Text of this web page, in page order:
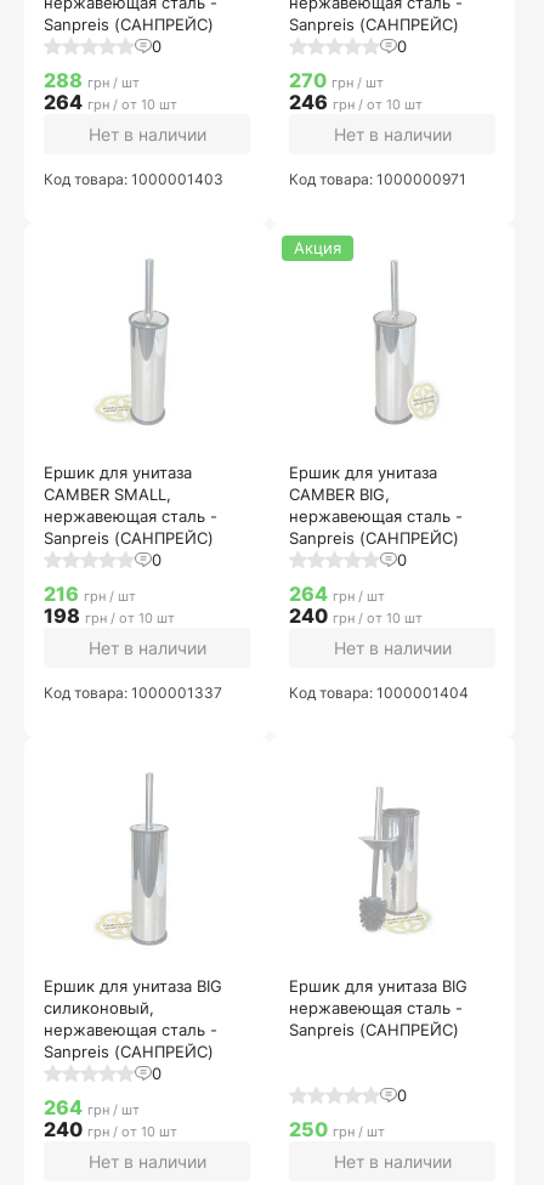
Sanpreis (САНПРЕЙС)
0
288 грн / шт
264 грн / от 10 шт
Нет в наличии
Код товара: 1000001403
Sanpreis (САНПРЕЙС)
0
270 грн / шт
246 грн / от 10 шт
Нет в наличии
Код товара: 1000000971
Ершик для унитаза
CAMBER SMALL,
нержавеющая сталь -
Sanpreis (САНПРЕЙС)
0
216 грн / шт
198 грн / от 10 шт
Нет в наличии
Код товара: 1000001337
Ершик для унитаза
CAMBER BIG,
нержавеющая сталь -
Sanpreis (САНПРЕЙС)
0
Акция
264 грн / шт
240 грн / от 10 шт
Нет в наличии
Код товара: 1000001404
Ершик для унитаза BIG
силиконовый,
нержавеющая сталь -
Sanpreis (САНПРЕЙС)
0
264 грн / шт
240 грн / от 10 шт
Нет в наличии
Ершик для унитаза BIG
нержавеющая сталь -
Sanpreis (САНПРЕЙС)
0
250 грн / шт
Нет в наличии